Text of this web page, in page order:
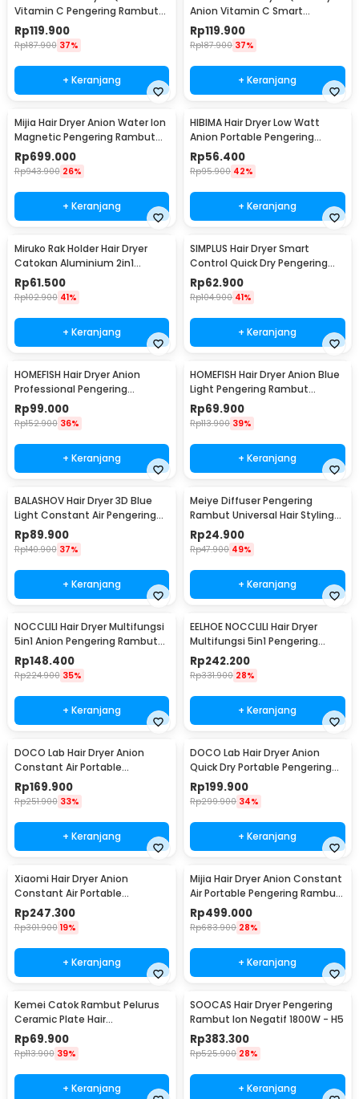
Vitamin C Pengering Rambut
1800W - VC200-B
Rp119.900
Rp187.900 37%
+ Keranjang
Anion Vitamin C Smart
Harmony OS 1800W - VCH200B
Rp119.900
Rp187.900 37%
+ Keranjang
Mijia Hair Dryer Anion Water Ion
Magnetic Pengering Rambut
1600W - H701
Rp699.000
Rp943.900 26%
+ Keranjang
HIBIMA Hair Dryer Low Watt
Anion Portable Pengering
Rambut 800W - XL-2200
Rp56.400
Rp95.900 42%
+ Keranjang
Miruko Rak Holder Hair Dryer
Catokan Aluminium 2in1
Storage Rack - INU21
Rp61.500
Rp102.900 41%
+ Keranjang
SIMPLUS Hair Dryer Smart
Control Quick Dry Pengering
Rambut 1200W - AK47
Rp62.900
Rp104.900 41%
+ Keranjang
HOMEFISH Hair Dryer Anion
Professional Pengering
Rambut 2400W - F33
Rp99.000
Rp152.900 36%
+ Keranjang
HOMEFISH Hair Dryer Anion Blue
Light Pengering Rambut
2000W - F37
Rp69.900
Rp113.900 39%
+ Keranjang
BALASHOV Hair Dryer 3D Blue
Light Constant Air Pengering
Rambut 1800W - T9
Rp89.900
Rp140.900 37%
+ Keranjang
Meiye Diffuser Pengering
Rambut Universal Hair Styling
with Hood - MYE
Rp24.900
Rp47.900 49%
+ Keranjang
NOCCLILI Hair Dryer Multifungsi
5in1 Anion Pengering Rambut
600W - Q7
Rp148.400
Rp224.900 35%
+ Keranjang
EELHOE NOCCLILI Hair Dryer
Multifungsi 5in1 Pengering
Rambut 1000W - E21
Rp242.200
Rp331.900 28%
+ Keranjang
DOCO Lab Hair Dryer Anion
Constant Air Portable
Pengering Rambut 1600W -
H800
Rp169.900
Rp251.900 33%
+ Keranjang
DOCO Lab Hair Dryer Anion
Quick Dry Portable Pengering
Rambut 1600W - H902
Rp199.900
Rp299.900 34%
+ Keranjang
Xiaomi Hair Dryer Anion
Constant Air Portable
Pengering Rambut 1600W -
H101
Rp247.300
Rp301.900 19%
+ Keranjang
Mijia Hair Dryer Anion Constant
Air Portable Pengering Rambut
1600W - H501
Rp499.000
Rp683.900 28%
+ Keranjang
Kemei Catok Rambut Pelurus
Ceramic Plate Hair
Straightener 40W - KM-329
Rp69.900
Rp113.900 39%
+ Keranjang
SOOCAS Hair Dryer Pengering
Rambut Ion Negatif 1800W - H5
Rp383.300
Rp525.900 28%
+ Keranjang